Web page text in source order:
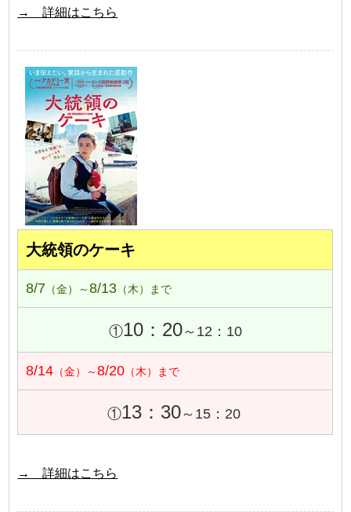
→ 詳細はこちら
大統領のケーキ
8/7 （金）～8/13 （木）まで
①10：20～12：10
8/14 （金）～8/20 （木）まで
①13：30～15：20
→ 詳細はこちら